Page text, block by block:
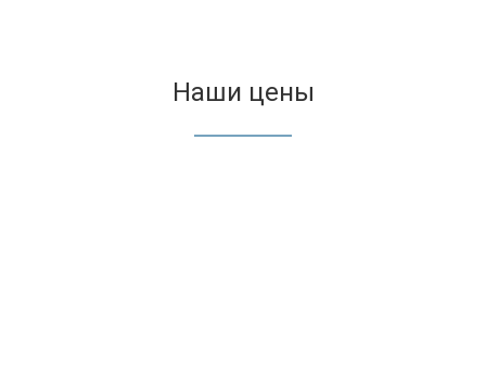
Наши цены